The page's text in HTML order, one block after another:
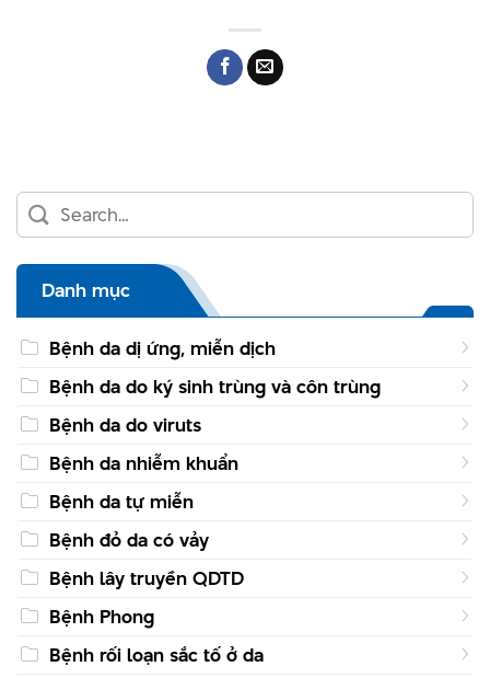
Danh mục
Bệnh da dị ứng, miễn dịch
Bệnh da do ký sinh trùng và côn trùng
Bệnh da do viruts
Bệnh da nhiễm khuẩn
Bệnh da tự miễn
Bệnh đỏ da có vảy
Bệnh lây truyền QDTD
Bệnh Phong
Bệnh rối loạn sắc tố ở da